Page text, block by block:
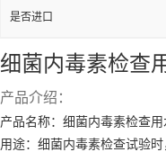
是否进口
细菌内毒素检查
产品介绍：
产品名称：细菌内毒素检查用
用途：细菌内毒素检查试验